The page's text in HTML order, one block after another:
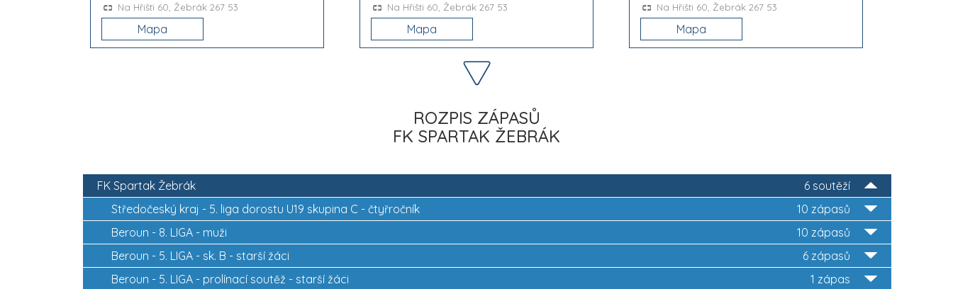
Na Hřišti 60, Žebrák 267 53
Mapa
Na Hřišti 60, Žebrák 267 53
Mapa
Na Hřišti 60, Žebrák 267 53
Mapa
ROZPIS ZÁPASŮ
FK SPARTAK ŽEBRÁK
6 soutěží
FK Spartak Žebrák
10 zápasů
Středočeský kraj - 5. liga dorostu U19 skupina C - čtyřročník
10 zápasů
Beroun - 8. LIGA - muži
6 zápasů
Beroun - 5. LIGA - sk. B - starší žáci
1 zápas
Beroun - 5. LIGA - prolínací soutěž - starší žáci